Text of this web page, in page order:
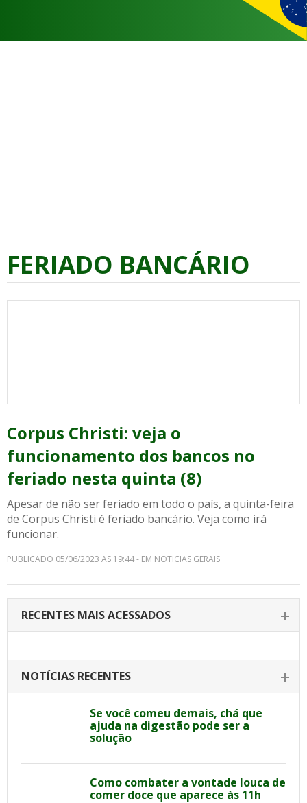
FERIADO BANCÁRIO
Corpus Christi: veja o
funcionamento dos bancos no
feriado nesta quinta (8)
Apesar de não ser feriado em todo o país, a quinta-feira
de Corpus Christi é feriado bancário. Veja como irá
funcionar.
PUBLICADO 05/06/2023 AS 19:44 - EM NOTICIAS GERAIS
RECENTES MAIS ACESSADOS
NOTÍCIAS RECENTES
Se você comeu demais, chá que
ajuda na digestão pode ser a
solução
Como combater a vontade louca de
comer doce que aparece às 11h